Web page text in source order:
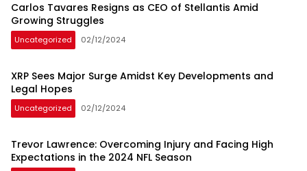
Carlos Tavares Resigns as CEO of Stellantis Amid
Growing Struggles
Uncategorized 02/12/2024
XRP Sees Major Surge Amidst Key Developments and
Legal Hopes
Uncategorized 02/12/2024
Trevor Lawrence: Overcoming Injury and Facing High
Expectations in the 2024 NFL Season